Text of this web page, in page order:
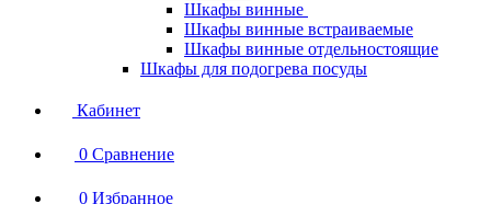
Шкафы винные
Шкафы винные встраиваемые
Шкафы винные отдельностоящие
Шкафы для подогрева посуды
Кабинет
0 Сравнение
0 Избранное